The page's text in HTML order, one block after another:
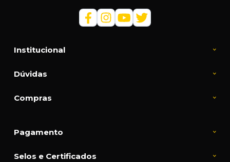
Institucional
Dúvidas
Compras
Pagamento
Selos e Certificados